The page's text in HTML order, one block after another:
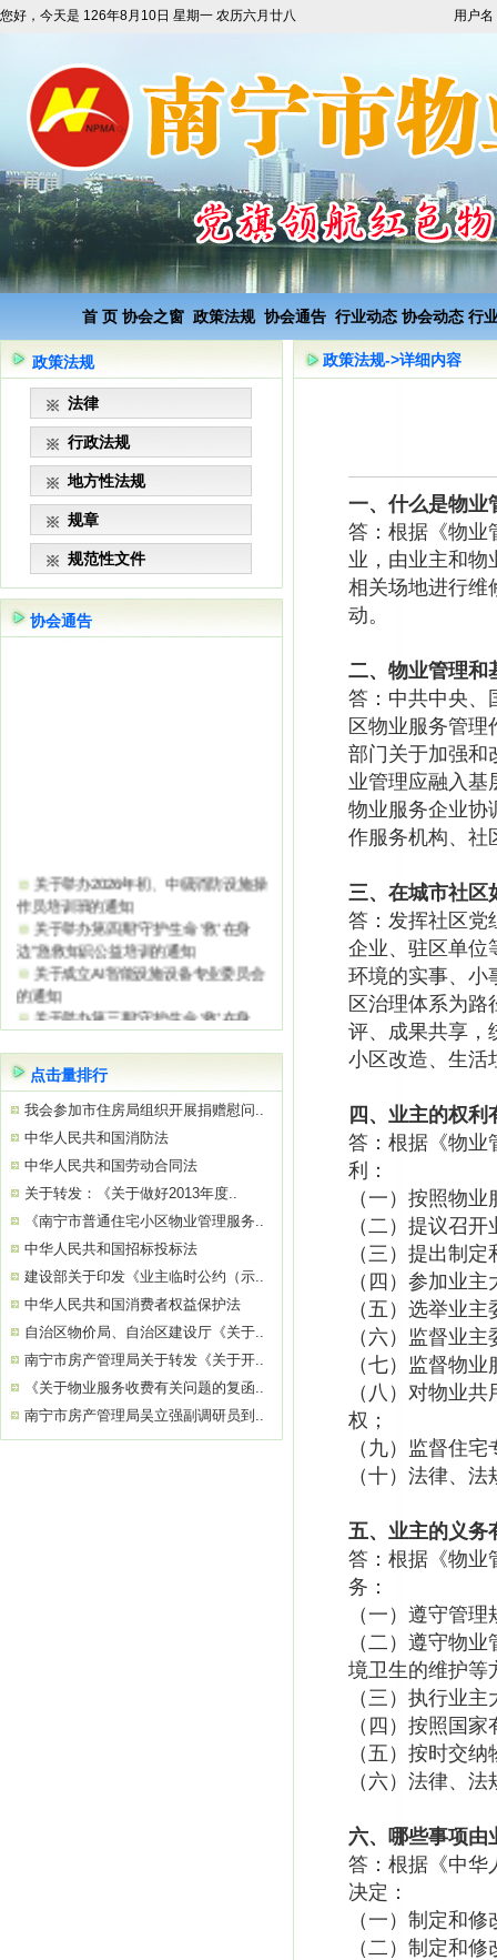
您好，今天是 126年8月10日 星期一 农历六月廿八 用户名
首 页 协会之窗 政策法规 协会通告 行业动态 协会动态 行
政策法规
法律
行政法规
地方性法规
规章
规范性文件
协会通告
作员培训班的通知
关于举办第四期“守护生命 ‘救’在身
边”急救知识公益培训的通知
关于成立AI智能设施设备专业委员会
的通知
关于举办第三期“守护生命 ‘救’在身
边”急救知识公益培训的通知
习基地”——南宁绿地璞悦公馆的通知
关于举办2026年初、中级消防设施操
作员
关于参观“南宁市物业服务质量提升学
知
关于举办“巧用心理学 让沟通更简单高
效”公益培训的通知
点击量排行
我会参加市住房局组织开展捐赠慰问..
中华人民共和国消防法
中华人民共和国劳动合同法
关于转发：《关于做好2013年度..
《南宁市普通住宅小区物业管理服务..
中华人民共和国招标投标法
建设部关于印发《业主临时公约（示..
中华人民共和国消费者权益保护法
自治区物价局、自治区建设厅《关于..
南宁市房产管理局关于转发《关于开..
《关于物业服务收费有关问题的复函..
南宁市房产管理局吴立强副调研员到..
政策法规->详细内容
一、什么是物业
答：根据《物业
业，由业主和物
相关场地进行维
动。
二、物业管理和
答：中共中央、
区物业服务管
部门关于加强和
业管理应融入基
物业服务企业协
作服务机构、社
三、在城市社区
答：发挥社区党
企业、驻区单位
环境的实事、小
区治理体系为
评、成果共享，
小区改造、生活
四、业主的权利
答：根据《物业
利：
（一）按照物
（二）提议召
（三）提出制
（四）参加业
（五）选举业
（六）监督业
（七）监督物
（八）对物业
权；
（九）监督住
（十）法律、
五、业主的义务
答：根据《物业
务：
（一）遵守管
（二）遵守物
境卫生的维护等
（三）执行业
（四）按照国
（五）按时交
（六）法律、
六、哪些事项由
答：根据《中华
决定：
（一）制定和
（二）制定和